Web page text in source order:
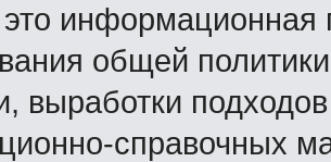
общей
выработки
справочных